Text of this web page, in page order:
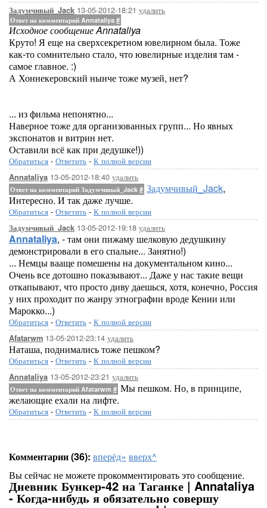
Задумчивый_Jack 13-05-2012-18:21 удалить
Ответ на комментарий Annataliya #
Исходное сообщение Annataliya
Круто! Я еще на сверхсекретном ювелирном была. Тоже
как-то сомнительно стало, что ювелирные изделия там -
самое главное. :)
А Хоннекеровский нынче тоже музей, нет?
... из фильма непонятно...
Наверное тоже для организованных групп... Но явных
экспонатов и витрин нет.
Оставили всё как при дедушке!))
Обратиться - Ответить - К полной версии
Annataliya 13-05-2012-18:40 удалить
Ответ на комментарий Задумчивый_Jack # Задумчивый_Jack,
Интересно. И так даже лучше.
Обратиться - Ответить - К полной версии
Задумчивый_Jack 13-05-2012-19:18 удалить
Annataliya, - там они пижаму шелковую дедушкину
демонстрировали в его спальне... Занятно!)
... Немцы вааще помешены на документальном кино...
Очень все дотошно показывают... Даже у нас такие вещи
откапывают, что просто диву даешься, хотя, конечно, Россия
у них проходит по жанру этнографии вроде Кении или
Марокко...)
Обратиться - Ответить - К полной версии
Afatarwm 13-05-2012-23:14 удалить
Наташа, поднимались тоже пешком?
Обратиться - Ответить - К полной версии
Annataliya 13-05-2012-23:21 удалить
Ответ на комментарий Afatarwm # Мы пешком. Но, в принципе,
желающие ехали на лифте.
Обратиться - Ответить - К полной версии
Комментарии (36): вперёд» вверх^
Вы сейчас не можете прокомментировать это сообщение.
Дневник Бункер-42 на Таганке | Annataliya
- Когда-нибудь я обязательно совершу